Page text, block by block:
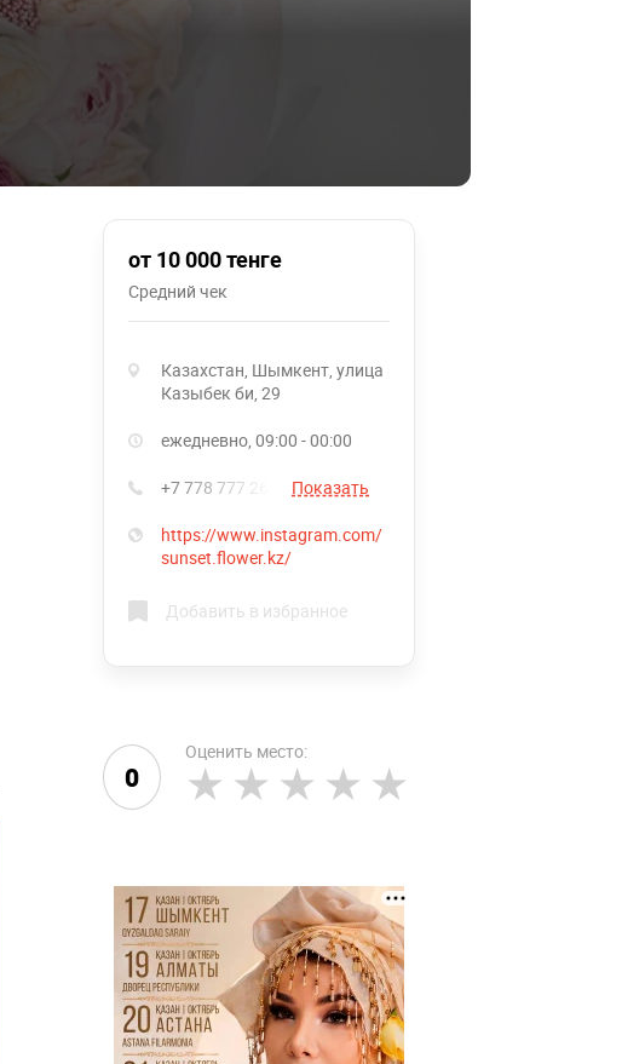
от 10 000 тенге
Средний чек
Казахстан, Шымкент, улица
Казыбек би, 29
ежедневно, 09:00 - 00:00
+7 778 777 26 81 Показать
https://www.instagram.com/
sunset.flower.kz/
Добавить в избранное
0
Оценить место: